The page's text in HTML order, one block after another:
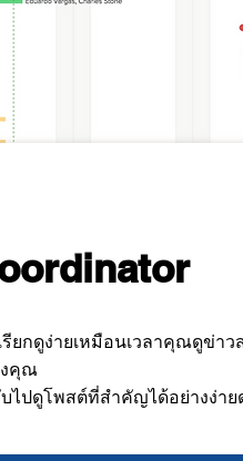
กดูง่ายเหมือนเวลาคุณดูข่า
คุณ
ปดูโพสต์ที่สำคัญได้อย่างง่าย